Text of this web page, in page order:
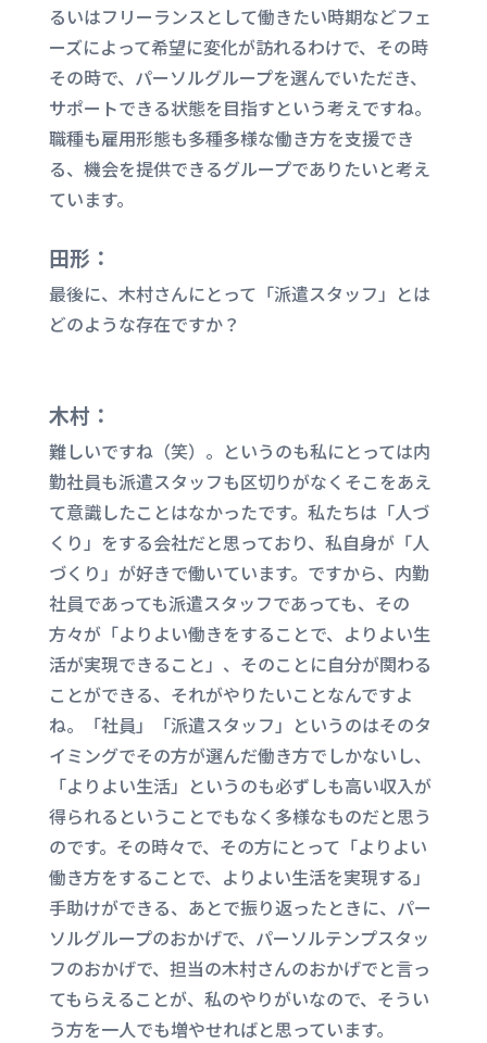
るいはフリーランスとして働きたい時期などフェ
ーズによって希望に変化が訪れるわけで、その時
その時で、パーソルグループを選んでいただき、
サポートできる状態を目指すという考えですね。
職種も雇用形態も多種多様な働き方を支援でき
る、機会を提供できるグループでありたいと考え
ています。
田形：
最後に、木村さんにとって「派遣スタッフ」とは
どのような存在ですか？
木村：
難しいですね（笑）。というのも私にとっては内
勤社員も派遣スタッフも区切りがなくそこをあえ
て意識したことはなかったです。私たちは「人づ
くり」をする会社だと思っており、私自身が「人
づくり」が好きで働いています。ですから、内勤
社員であっても派遣スタッフであっても、その
方々が「よりよい働きをすることで、よりよい生
活が実現できること」、そのことに自分が関わる
ことができる、それがやりたいことなんですよ
ね。「社員」「派遣スタッフ」というのはそのタ
イミングでその方が選んだ働き方でしかないし、
「よりよい生活」というのも必ずしも高い収入が
得られるということでもなく多様なものだと思う
のです。その時々で、その方にとって「よりよい
働き方をすることで、よりよい生活を実現する」
手助けができる、あとで振り返ったときに、パー
ソルグループのおかげで、パーソルテンプスタッ
フのおかげで、担当の木村さんのおかげでと言っ
てもらえることが、私のやりがいなので、そうい
う方を一人でも増やせればと思っています。